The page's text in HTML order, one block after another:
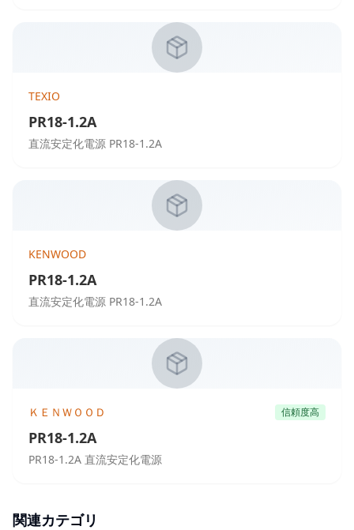
TEXIO
PR18-1.2A
直流安定化電源 PR18-1.2A
KENWOOD
PR18-1.2A
直流安定化電源 PR18-1.2A
ＫＥＮＷＯＯＤ 信頼度高
PR18-1.2A
PR18-1.2A 直流安定化電源
関連カテゴリ